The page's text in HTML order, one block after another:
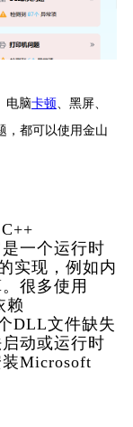
电脑卡顿、黑屏、
，都可以使用金山
一个运行时
实现，例如内
很多使用
赖
DLL文件缺失
动或运行时
Microsoft